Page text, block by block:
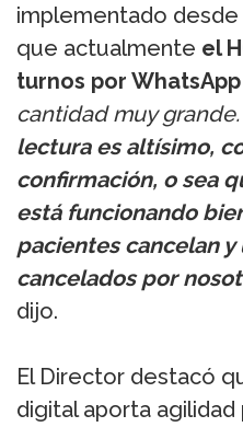
implementado
que actualmente el
turnos por
cantidad muy grande.
lectura es altísimo,
confirmación, o sea
está funcionando
pacientes cancelan y
cancelados por
dijo.
El Director destacó
digital aporta agilidad